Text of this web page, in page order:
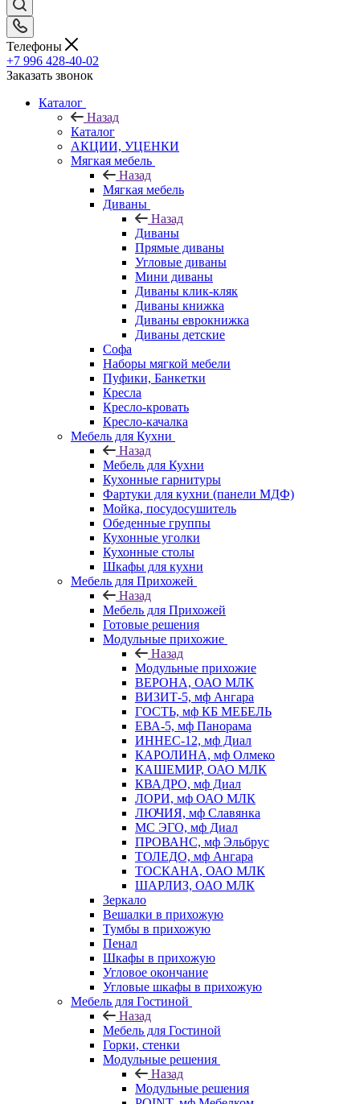
Телефоны
+7 996 428-40-02
Заказать звонок
Каталог
Назад
Каталог
АКЦИИ, УЦЕНКИ
Мягкая мебель
Назад
Мягкая мебель
Диваны
Назад
Диваны
Прямые диваны
Угловые диваны
Мини диваны
Диваны клик-кляк
Диваны книжка
Диваны еврокнижка
Диваны детские
Софа
Наборы мягкой мебели
Пуфики, Банкетки
Кресла
Кресло-кровать
Кресло-качалка
Мебель для Кухни
Назад
Мебель для Кухни
Кухонные гарнитуры
Фартуки для кухни (панели МДФ)
Мойка, посудосушитель
Обеденные группы
Кухонные уголки
Кухонные столы
Шкафы для кухни
Мебель для Прихожей
Назад
Мебель для Прихожей
Готовые решения
Модульные прихожие
Назад
Модульные прихожие
ВЕРОНА, ОАО МЛК
ВИЗИТ-5, мф Ангара
ГОСТЬ, мф КБ МЕБЕЛЬ
ЕВА-5, мф Панорама
ИННЕС-12, мф Диал
КАРОЛИНА, мф Олмеко
КАШЕМИР, ОАО МЛК
КВАДРО, мф Диал
ЛОРИ, мф ОАО МЛК
ЛЮЧИЯ, мф Славянка
МС ЭГО, мф Диал
ПРОВАНС, мф Эльбрус
ТОЛЕДО, мф Ангара
ТОСКАНА, ОАО МЛК
ШАРЛИЗ, ОАО МЛК
Зеркало
Вешалки в прихожую
Тумбы в прихожую
Пенал
Шкафы в прихожую
Угловое окончание
Угловые шкафы в прихожую
Мебель для Гостиной
Назад
Мебель для Гостиной
Горки, стенки
Модульные решения
Назад
Модульные решения